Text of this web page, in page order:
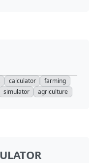
calculator
farming
simulator agriculture